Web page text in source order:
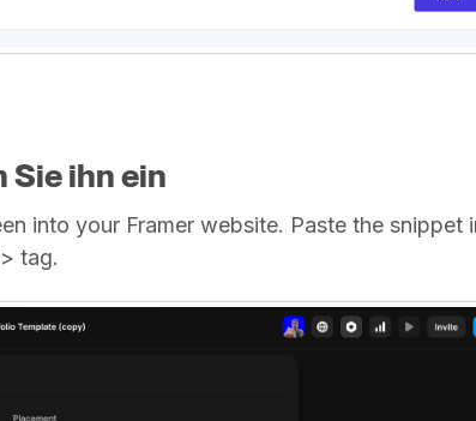
Sie ihn ein
into your Framer website. Paste the snippet
tag.